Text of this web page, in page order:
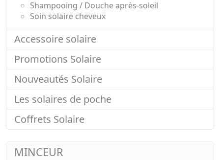
Shampooing / Douche après-soleil
Soin solaire cheveux
Accessoire solaire
Promotions Solaire
Nouveautés Solaire
Les solaires de poche
Coffrets Solaire
MINCEUR